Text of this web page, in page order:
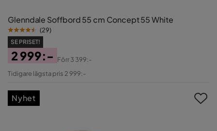
Glenndale Soffbord 55 cm Concept 55 White
(29)
SE PRISET!
Pris
2 999:-
Original
Förr3 399:-
Tidigare lägsta pris 2 999:-
Nyhet